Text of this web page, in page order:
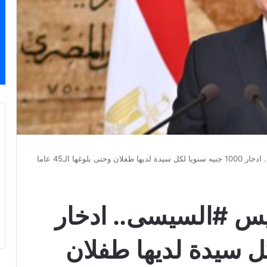
‏تنفيذا لتوجيهات الرئيس ‎#السيسى.. ادخار
لكل سيدة لديها طفلان